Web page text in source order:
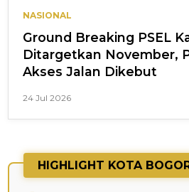
NASIONAL
Ground Breaking PSEL
Ditargetkan November,
Akses Jalan Dikebut
24 Jul 2026
HIGHLIGHT KOTA